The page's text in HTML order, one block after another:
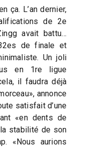
ça. L’an dernier,
de 2e
avait battu…
de finale et
Un joli
en 1re ligue
il faudra déjà
annonce
satisfait d’une
«en dents de
stabilité de son
«Nous aurions